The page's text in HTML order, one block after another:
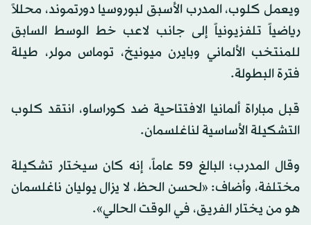
ويعمل كلوب، المدرب الأسبق لبوروسيا دورتموند، محللاً
رياضياً تلفزيونياً إلى جانب لاعب خط الوسط السابق
للمنتخب الألماني وبايرن ميونيخ، توماس مولر، طيلة
فترة البطولة.
قبل مباراة ألمانيا الافتتاحية ضد كوراساو، انتقد كلوب
التشكيلة الأساسية لناغلسمان.
وقال المدرب؛ البالغ 59 عاماً، إنه كان سيختار تشكيلة
مختلفة، وأضاف: «لحسن الحظ، لا يزال يوليان ناغلسمان
هو من يختار الفريق، في الوقت الحالي».